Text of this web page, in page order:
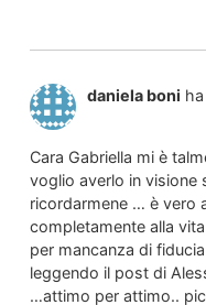
daniela boni
Cara Gabriella mi è
voglio averlo in visione
ricordarmene … è vero
completamente alla
per mancanza di
leggendo il post di
…attimo per attimo..